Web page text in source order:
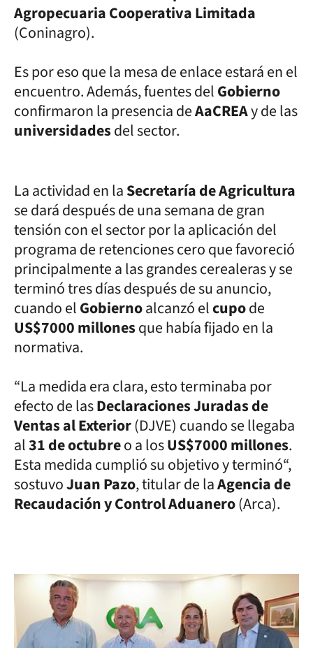
Agropecuaria Cooperativa Limitada
(Coninagro).
Es por eso que la mesa de enlace estará en el
encuentro. Además, fuentes delGobierno
confirmaron la presencia deAaCREAy de las
universidadesdel sector.
La actividad en laSecretaría de Agricultura
se dará después de una semana de gran
tensión con el sector por la aplicación del
programa de retenciones cero que favoreció
principalmente a las grandes cerealeras y se
terminó tres días después de su anuncio,
cuando elGobiernoalcanzó elcupode
US$7000 millonesque había fijado en la
normativa.
“La medida era clara, esto terminaba por
efecto de lasDeclaraciones Juradas de
Ventas al Exterior(DJVE) cuando se llegaba
al31 de octubreo a losUS$7000 millones.
Esta medida cumplió su objetivo y terminó“,
sostuvoJuan Pazo, titular de laAgencia de
Recaudación y Control Aduanero(Arca).